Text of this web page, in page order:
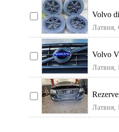
Volvo
mm.
Латвия,
Volvo
stāvoklī,
Латвия,
Латвия,